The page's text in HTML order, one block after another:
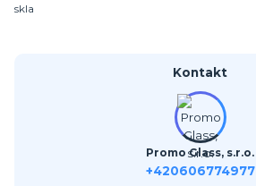
skla
Kontakt
Promo Glass, s.r.o.
+420606774977